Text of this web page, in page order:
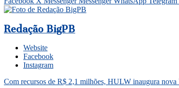
Redação BigPB
Website
Facebook
Instagram
Com recursos de R$ 2,1 milhões, HULW inaugura